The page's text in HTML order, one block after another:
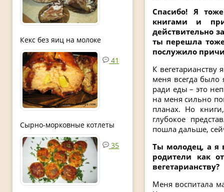
Кекс без яиц на молоке
41
Сырно-морковные котлеты
35
Спасибо! Я
книгами и
действительно
ты перешла
послужило
К вегетарианству
меня всегда было
ради еды – это
на меня сильно
планах. Но
глубокое
пошла дальше,
Ты молодец, а я
родители как
вегетарианству?
Меня воспитала